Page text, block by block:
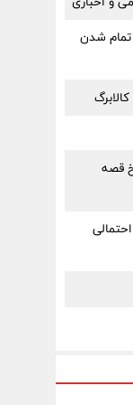
تمام شدن
قصه